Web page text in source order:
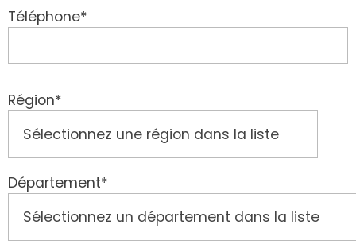
Téléphone*
Région*
Département*